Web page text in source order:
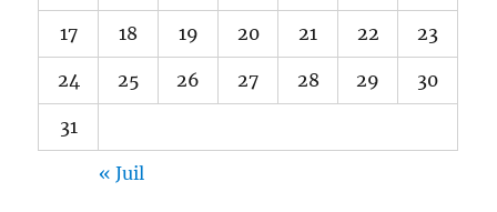
17 18 19 20 21 22 23
24 25 26 27 28 29 30
31
« Juil